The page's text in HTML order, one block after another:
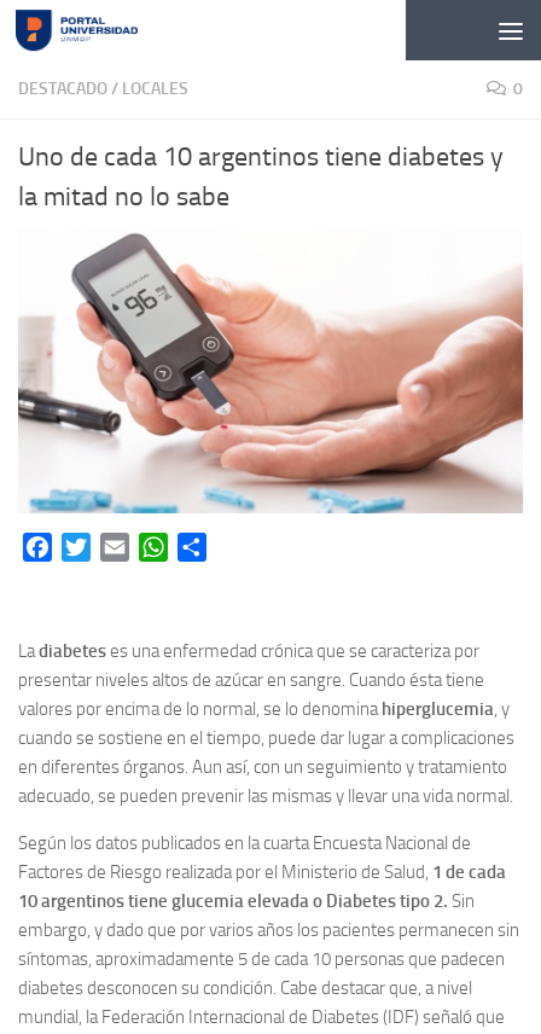
Skip to content
DESTACADO/ LOCALES 0
Uno de cada 10 argentinos tiene diabetes y
la mitad no lo sabe
FacebookTwitterEmail WhatsApp
Ladiabeteses una enfermedad crónica que se caracteriza por
presentar niveles altos de azúcar en sangre. Cuando ésta tiene
valores por encima de lo normal, se lo denominahiperglucemia, y
cuando se sostiene en el tiempo, puede dar lugar a complicaciones
en diferentes órganos. Aun así, con un seguimiento y tratamiento
adecuado, se pueden prevenir las mismas y llevar una vida normal.
Según los datos publicados en la cuarta Encuesta Nacional de
Factores de Riesgo realizada por el Ministerio de Salud, 1 de cada
10 argentinos tiene glucemia elevada o Diabetes tipo 2. Sin
embargo, y dado que por varios años los pacientes permanecen sin
síntomas, aproximadamente 5 de cada 10 personas que padecen
diabetes desconocen su condición. Cabe destacar que, a nivel
mundial, la Federación Internacional de Diabetes (IDF) señaló que